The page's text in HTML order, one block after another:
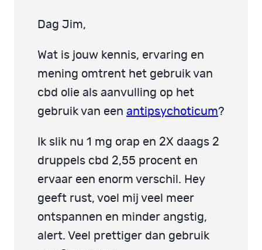
Dag Jim,
Wat is jouw kennis, ervaring en
mening omtrent het gebruik van
cbd olie als aanvulling op het
gebruik van een antipsychoticum?
Ik slik nu 1 mg orap en 2X daags 2
druppels cbd 2,55 procent en
ervaar een enorm verschil. Hey
geeft rust, voel mij veel meer
ontspannen en minder angstig,
alert. Veel prettiger dan gebruik